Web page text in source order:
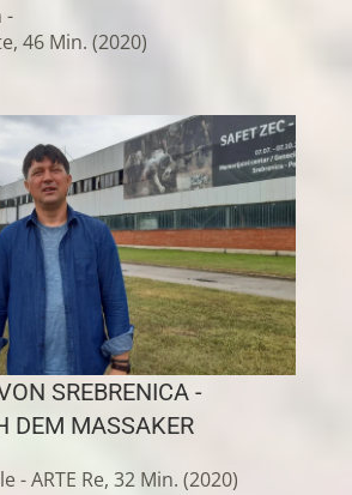
-
46 Min. (2020)
SREBRENICA -
DEM MASSAKER
- ARTE Re, 32 Min. (2020)